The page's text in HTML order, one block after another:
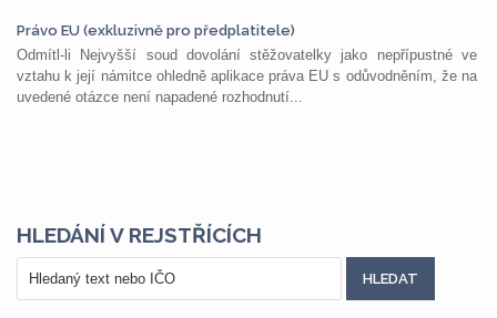
Právo EU (exkluzivně pro předplatitele)
Odmítl-li Nejvyšší soud dovolání stěžovatelky jako nepřípustné ve
vztahu k její námitce ohledně aplikace práva EU s odůvodněním, že na
uvedené otázce není napadené rozhodnutí...
HLEDÁNÍ V REJSTŘÍCÍCH